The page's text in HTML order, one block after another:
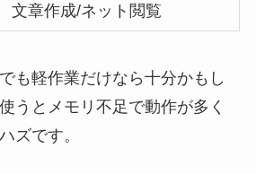
文章作成/ネット閲覧
も軽作業だけなら十分かもし
うとメモリ不足で動作が多く
ズです。